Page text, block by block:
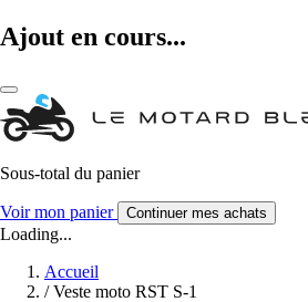
Ajout en cours...
Sous-total du panier
Voir mon panier Continuer mes achats
Loading...
Accueil
/ Veste moto RST S-1